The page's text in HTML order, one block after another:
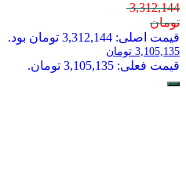
3,312,144
تومان
قیمت اصلی: 3,312,144 تومان بود.
3,105,135 تومان
قیمت فعلی: 3,105,135 تومان.